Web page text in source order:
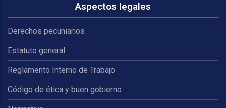
Aspectos legales
Derechos pecuniarios
Estatuto general
Reglamento Interno de Trabajo
Código de ética y buen gobierno